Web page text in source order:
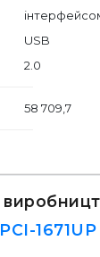
USB
2.0
58 709,7
1671UP